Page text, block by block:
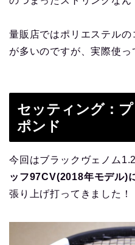
量販店ではポリエステル
が多いのですが、実際使っ
セッティング：
ポンド
今回はブラックヴェノム
ッフ97CV(2018年モデル)
張り上げ打ってきました！